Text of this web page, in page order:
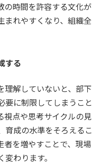
の時間を許容する文化が
まれやすくなり、組織全
する
理解していないと、部下
要に制限してしまうこと
視点や思考サイクルの見
育成の水準をそろえるこ
者を増やすことで、現場
わります。